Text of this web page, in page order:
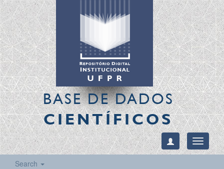
BASE DE DADOS
CIENTÍFICOS
Toggle
Search